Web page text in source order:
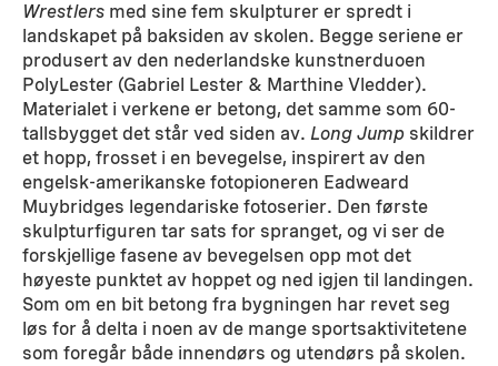
Wrestlers med sine fem skulpturer er spredt i
landskapet på baksiden av skolen. Begge seriene er
produsert av den nederlandske kunstnerduoen
PolyLester (Gabriel Lester & Marthine Vledder).
Materialet i verkene er betong, det samme som 60-
tallsbygget det står ved siden av.Long Jump skildrer
et hopp, frosset i en bevegelse, inspirert av den
engelsk-amerikanske fotopioneren Eadweard
Muybridges legendariske fotoserier. Den første
skulpturfiguren tar sats for spranget, og vi ser de
forskjellige fasene av bevegelsen opp mot det
høyeste punktet av hoppet og ned igjen til landingen.
Som om en bit betong fra bygningen har revet seg
løs for å delta i noen av de mange sportsaktivitetene
som foregår både innendørs og utendørs på skolen.